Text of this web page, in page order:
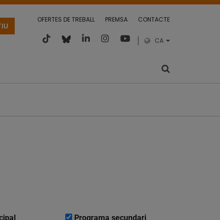
OFERTES DE TREBALL PREMSA CONTACTE
CA
Programa secundari